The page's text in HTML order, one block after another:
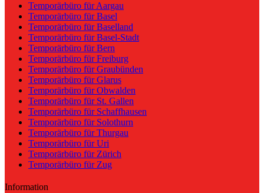
Temporärbüro für Aargau
Temporärbüro für Basel
Temporärbüro für Baselland
Temporärbüro für Basel-Stadt
Temporärbüro für Bern
Temporärbüro für Freiburg
Temporärbüro für Graubünden
Temporärbüro für Glarus
Temporärbüro für Obwalden
Temporärbüro für St. Gallen
Temporärbüro für Schaffhausen
Temporärbüro für Solothurn
Temporärbüro für Thurgau
Temporärbüro für Uri
Temporärbüro für Zürich
Temporärbüro für Zug
Information